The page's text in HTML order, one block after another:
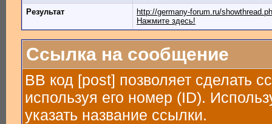
Результат
http://germany-forum.ru/
Нажмите здесь!
Ссылка на сообщение
BB код [post] позволяет сделать
используя его номер (ID).
указать название ссылки.